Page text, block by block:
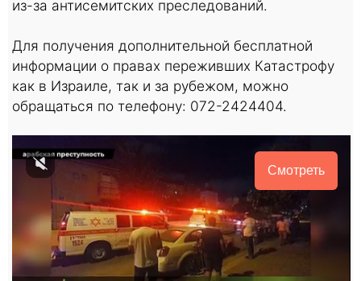
из-за антисемитских преследований.
Для получения дополнительной бесплатной
информации о правах переживших Катастрофу
как в Израиле, так и за рубежом, можно
обращаться по телефону: 072-2424404.
Смотреть